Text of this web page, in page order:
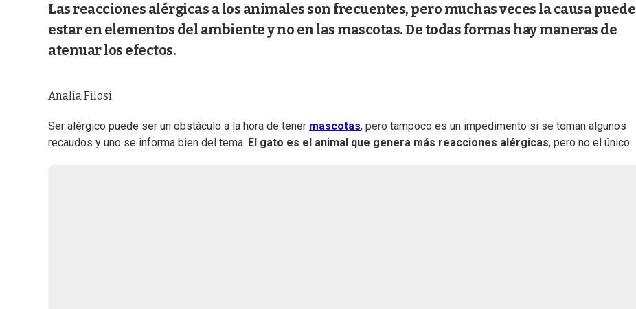
Las reacciones alérgicas a los animales son frecuentes, pero muchas veces la causa puede
estar en elementos del ambiente y no en las mascotas. De todas formas hay maneras de
atenuar los efectos.
Analía Filosi
Ser alérgico puede ser un obstáculo a la hora de tener mascotas, pero tampoco es un impedimento si se toman algunos
recaudos y uno se informa bien del tema. El gato es el animal que genera más reacciones alérgicas, pero no el único.